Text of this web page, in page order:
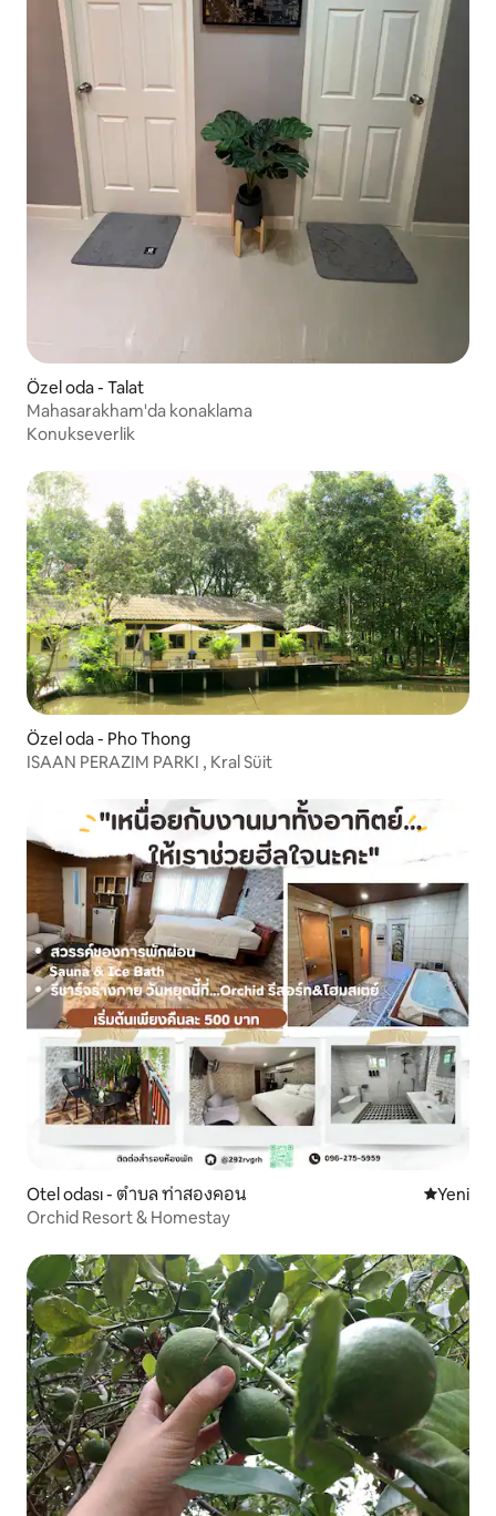
Özel oda - Talat
Mahasarakham'da konaklama
Konukseverlik
Özel oda - Pho Thong
ISAAN PERAZIM PARKI , Kral Süit
Otel odası - ตำบล ท่าสองคอน Yeni
Yeni
Orchid Resort & Homestay